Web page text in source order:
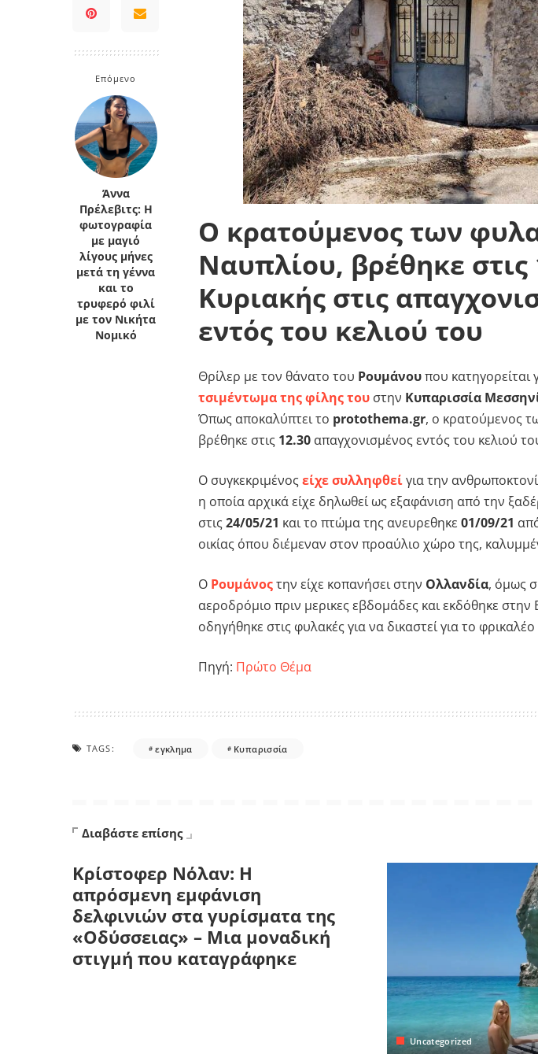
Κρήτη
Πελοπόννησος
Επόμενο
Άννα
Πρέλεβιτς: Η
φωτογραφία
με μαγιό
λίγους μήνες
μετά τη γέννα
και το
τρυφερό φιλί
με τον Νικήτα
Νομικό
Ο κρατούμενος των
Ναυπλίου, βρέθηκε στις
Κυριακής στις
εντός του κελιού του
Θρίλερ με τον θάνατο του Ρουμάνουπου κατηγορείται
τσιμέντωμα της φίλης του στην Κυπαρισσία
Όπως αποκαλύπτει το protothema.gr, ο κρατούμενος
βρέθηκε στις 12.30 απαγχονισμένος εντός του κελιού
Ο συγκεκριμένος είχε συλληφθείγια την
η οποία αρχικά είχε δηλωθεί ως εξαφάνιση από την
στις 24/05/21 και το πτώμα της ανευρεθηκε 01/09/21
οικίας όπου διέμεναν στον προαύλιο χώρο της,
Ο Ρουμάνοςτην είχε κοπανήσει στην Ολλανδία, όμως
αεροδρόμιο πριν μερικες εβδομάδες και εκδόθηκε
οδηγήθηκε στις φυλακές για να δικαστεί για το
Πηγή: Πρώτο Θέμα
TAGS: εγκλημα Κυπαρισσία
Διαβάστε επίσης
Κρίστοφερ Νόλαν: Η
απρόσμενη εμφάνιση
δελφινιών στα γυρίσματα της
«Οδύσσειας» – Μια μοναδική
στιγμή που καταγράφηκε
Uncategorized